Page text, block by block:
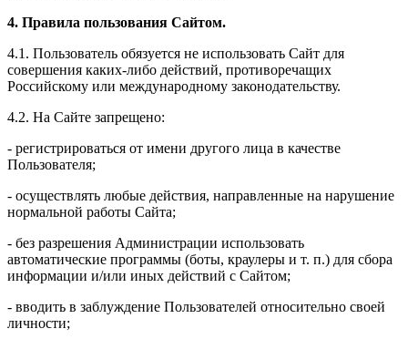
4. Правила пользования Сайтом.
4.1. Пользователь обязуется не использовать Сайт для
совершения каких-либо действий, противоречащих
Российскому или международному законодательству.
4.2. На Сайте запрещено:
- регистрироваться от имени другого лица в качестве
Пользователя;
- осуществлять любые действия, направленные на нарушение
нормальной работы Сайта;
- без разрешения Администрации использовать
автоматические программы (боты, краулеры и т. п.) для сбора
информации и/или иных действий с Сайтом;
- вводить в заблуждение Пользователей относительно своей
личности;